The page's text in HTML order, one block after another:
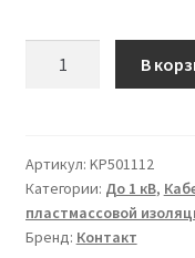
концевая
5ПКВ(Н)ТПН(Б)-1-
70/120
нг-
В
Артикул: KP501112
Категории: До 1 кВ,
пластмассовой
Бренд: Контакт